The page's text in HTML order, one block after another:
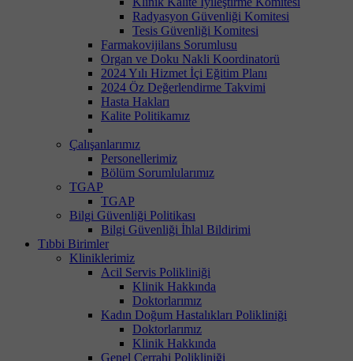
Radyasyon Güvenliği Komitesi
Tesis Güvenliği Komitesi
Farmakovijilans Sorumlusu
Organ ve Doku Nakli Koordinatorü
2024 Yılı Hizmet İçi Eğitim Planı
2024 Öz Değerlendirme Takvimi
Hasta Hakları
Kalite Politikamız
Çalışanlarımız
Personellerimiz
Bölüm Sorumlularımız
TGAP
TGAP
Bilgi Güvenliği Politikası
Bilgi Güvenliği İhlal Bildirimi
Tıbbi Birimler
Kliniklerimiz
Acil Servis Polikliniği
Klinik Hakkında
Doktorlarımız
Kadın Doğum Hastalıkları Polikliniği
Doktorlarımız
Klinik Hakkında
Genel Cerrahi Polikliniği